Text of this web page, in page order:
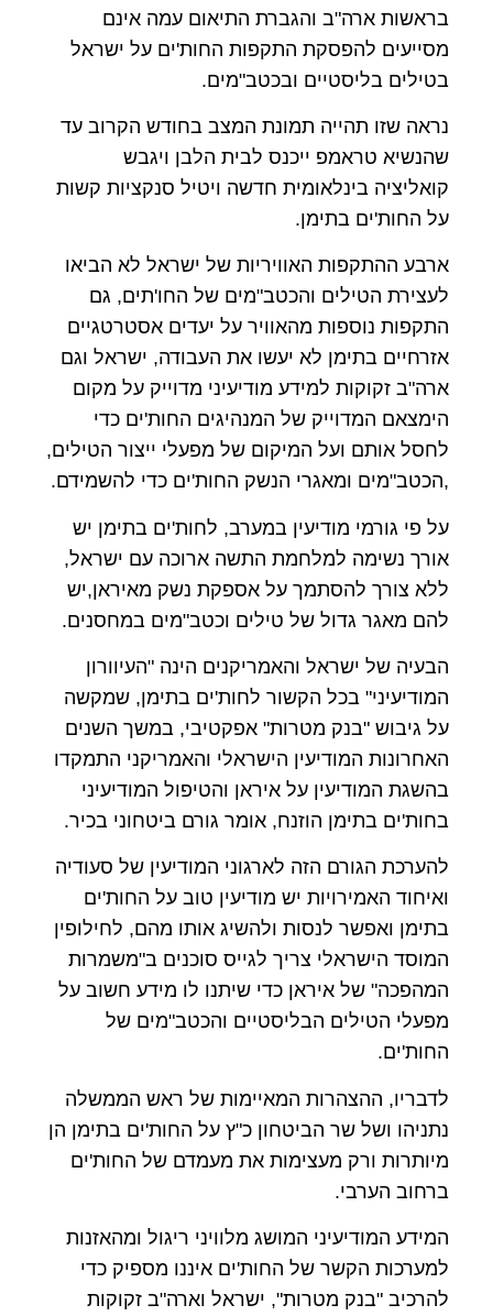
בראשות ארה"ב והגברת התיאום עמה אינם
מסייעים להפסקת התקפות החות'ים על ישראל
בטילים בליסטיים ובכטב"מים.
נראה שזו תהייה תמונת המצב בחודש הקרוב עד
שהנשיא טראמפ ייכנס לבית הלבן ויגבש
קואליציה בינלאומית חדשה ויטיל סנקציות קשות
על החות'ים בתימן.
ארבע ההתקפות האוויריות של ישראל לא הביאו
לעצירת הטילים והכטב"מים של החו'תים, גם
התקפות נוספות מהאוויר על יעדים אסטרטגיים
אזרחיים בתימן לא יעשו את העבודה, ישראל וגם
ארה"ב זקוקות למידע מודיעיני מדוייק על מקום
הימצאם המדוייק של המנהיגים החות'ים כדי
לחסל אותם ועל המיקום של מפעלי ייצור הטילים,
,הכטב"מים ומאגרי הנשק החות'ים כדי להשמידם.
על פי גורמי מודיעין במערב, לחות'ים בתימן יש
אורך נשימה למלחמת התשה ארוכה עם ישראל,
ללא צורך להסתמך על אספקת נשק מאיראן,יש
להם מאגר גדול של טילים וכטב"מים במחסנים.
הבעיה של ישראל והאמריקנים הינה "העיוורון
המודיעיני" בכל הקשור לחות'ים בתימן, שמקשה
על גיבוש "בנק מטרות" אפקטיבי, במשך השנים
האחרונות המודיעין הישראלי והאמריקני התמקדו
בהשגת המודיעין על איראן והטיפול המודיעיני
בחות'ים בתימן הוזנח, אומר גורם ביטחוני בכיר.
להערכת הגורם הזה לארגוני המודיעין של סעודיה
ואיחוד האמירויות יש מודיעין טוב על החות'ים
בתימן ואפשר לנסות ולהשיג אותו מהם, לחילופין
המוסד הישראלי צריך לגייס סוכנים ב"משמרות
המהפכה" של איראן כדי שיתנו לו מידע חשוב על
מפעלי הטילים הבליסטיים והכטב"מים של
החות'ים.
לדבריו, ההצהרות המאיימות של ראש הממשלה
נתניהו ושל שר הביטחון כ"ץ על החות'ים בתימן הן
מיותרות ורק מעצימות את מעמדם של החות'ים
ברחוב הערבי.
המידע המודיעיני המושג מלוויני ריגול ומהאזנות
למערכות הקשר של החות'ים איננו מספיק כדי
להרכיב "בנק מטרות", ישראל וארה"ב זקוקות